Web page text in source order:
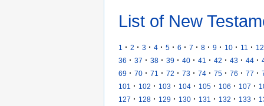
List of New
1 · 2 · 3 · 4 · 5 · 6 · 7 · 8 · 9 · 10 · 11 · 12
36 · 37 · 38 · 39 · 40 · 41 · 42 · 43 · 44 ·
69 · 70 · 71 · 72 · 73 · 74 · 75 · 76 · 77 ·
101
· 102 · 103 · 104 · 105 · 106 · 107 ·
127 · 128 · 129 · 130 · 131 · 132 · 133 ·